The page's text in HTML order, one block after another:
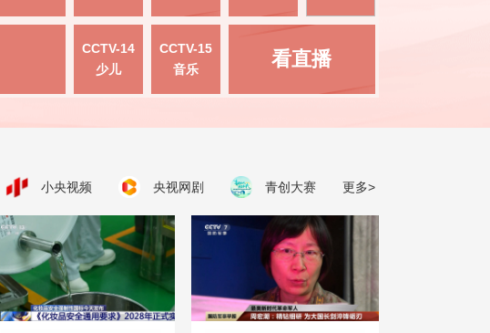
CCTV-14
少儿
CCTV-15
音乐
看直播
更多>
小央视频 央视网剧 青创大赛